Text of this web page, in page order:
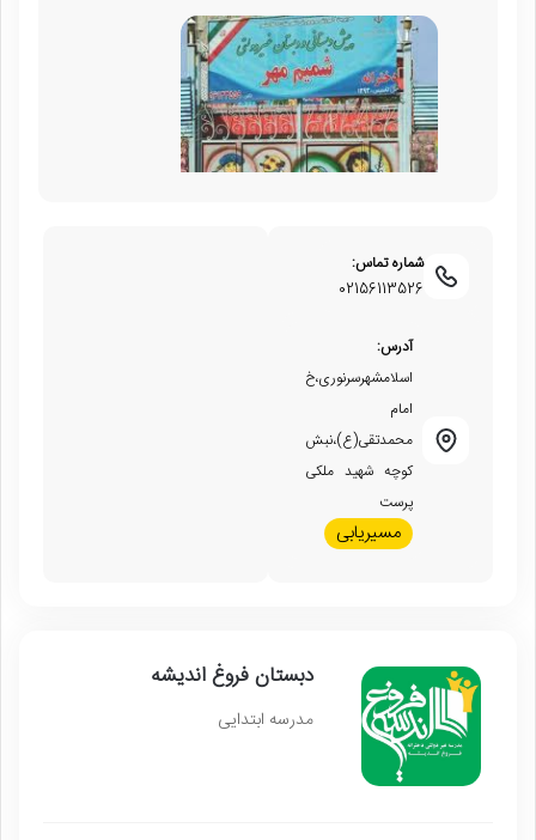
شماره تماس:
02156113526
آدرس:
اسلامشهرسرنوری،خ
امام
محمدتقی(ع)،نبش
کوچه شهید ملکی
پرست
مسیریابی
دبستان فروغ اندیشه
مدرسه ابتدایی